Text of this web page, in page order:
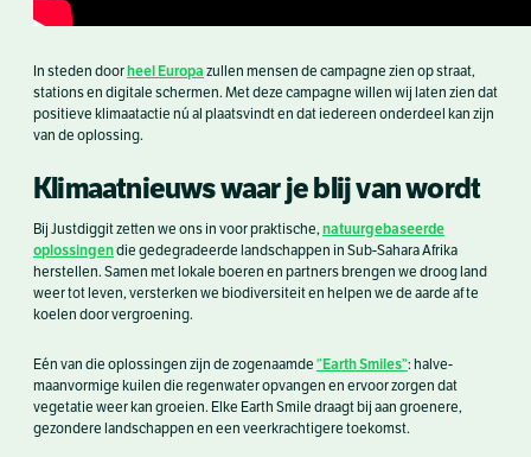
In steden doorheel Europa zullen mensen de campagne zien op straat,
stations en digitale schermen. Met deze campagne willen wij laten zien dat
positieve klimaatactie nú al plaatsvindt en dat iedereen onderdeel kan zijn
van de oplossing.
Klimaatnieuws waar je blij van wordt
Bij Justdiggit zetten we ons in voor praktische, natuurgebaseerde
oplossingendie gedegradeerde landschappen in Sub-Sahara Afrika
herstellen. Samen met lokale boeren en partners brengen we droog land
weer tot leven, versterken we biodiversiteit en helpen we de aarde af te
koelen door vergroening.
Eén van die oplossingen zijn de zogenaamde “Earth Smiles”: halve-
maanvormige kuilen die regenwater opvangen en ervoor zorgen dat
vegetatie weer kan groeien. Elke Earth Smile draagt bij aan groenere,
gezondere landschappen en een veerkrachtigere toekomst.